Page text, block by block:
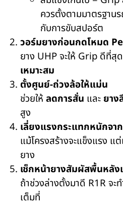
ควรตั้งตามมาตรฐาน
กับการขับสปอร์ต
วอร์มยางก่อนกดโหมด
ยาง UHP จะให้ Grip ดีที่
เหมาะสม
ตั้งศูนย์-ถ่วงล้อให้แม่น
ช่วยให้ ลดการสั่น และ ยาง
สูง
เลี่ยงแรงกระแทกหนักจา
แม้โครงสร้างจะแข็งแรง
ยาง
เช็กหน้ายางสัมผัสพื้นหลัง
ถ้าช่วงล่างตั้งมาดี R1R จะ
เต็มที่